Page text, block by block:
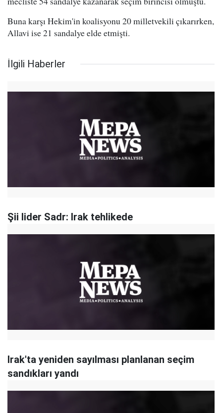
Buna karşı Hekim'in koalisyonu 20 milletvekili çıkarırken,
Allavi ise 21 sandalye elde etmişti.
İlgili Haberler
Şii lider Sadr: Irak tehlikede
Irak'ta yeniden sayılması planlanan seçim
sandıkları yandı